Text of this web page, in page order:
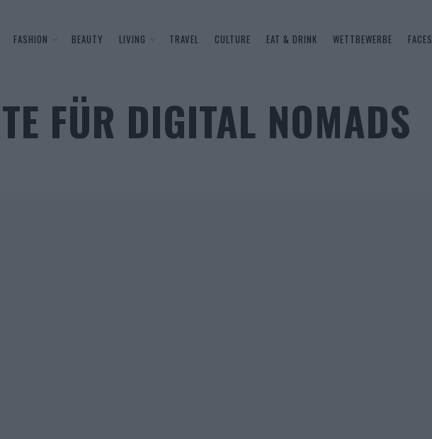
FASHION BEAUTY LIVING TRAVEL CULTURE EAT & DRINK WETTBEWERBE FACES
FÜR DIGITAL NOMADS